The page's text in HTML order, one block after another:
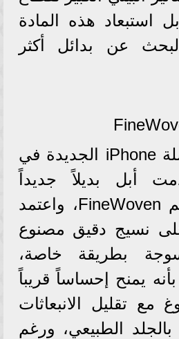
استبعاد هذه المادة
عن بدائل أكثر
مع إطلاق سلسلة iPhone الجديدة في
قدمت أبل بديلاً جديداً
أطلقت عليه اسم FineWoven، واعتمد
على نسيج دقيق مصنوع
بطريقة خاصة،
يمنح إحساساً قريباً
مع تقليل الانبعاثات
بالجلد الطبيعي، ورغم